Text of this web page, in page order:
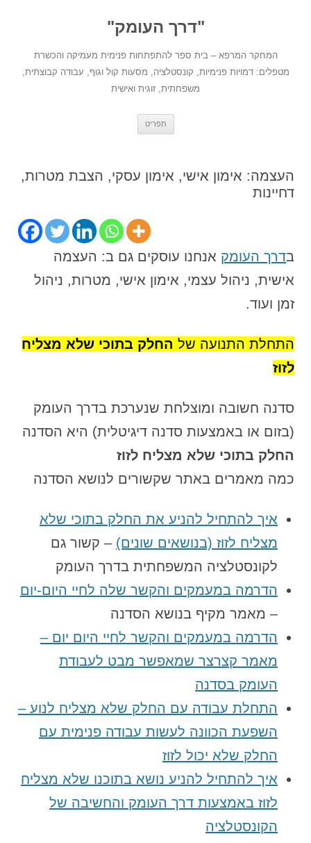
"דרך העומק"
המחקר המרפא – בית ספר להתפתחות פנימית מעמיקה והכשרת
מטפלים: דמויות פנימיות, קונסטלציה, מסעות קול וגוף, עבודה קבוצתית,
משפחתית, זוגית ואישית
תפריט
העצמה: אימון אישי, אימון עסקי, הצבת מטרות,
דחיינות
בדרך העומק אנחנו עוסקים גם ב: העצמה
אישית, ניהול עצמי, אימון אישי, מטרות, ניהול
זמן ועוד.
התחלת התנועה של החלק בתוכי שלא מצליח
לזוז
סדנה חשובה ומוצלחת שנערכת בדרך העומק
(בזום או באמצעות סדנה דיגיטלית) היא הסדנה
החלק בתוכי שלא מצליח לזוז
כמה מאמרים באתר שקשורים לנושא הסדנה
איך להתחיל להניע את החלק בתוכי שלא
מצליח לזוז (בנושאים שונים) – קשור גם
לקונסטלציה המשפחתית בדרך העומק
הדרמה במעמקים והקשר שלה לחיי היום-יום
– מאמר מקיף בנושא הסדנה
הדרמה במעמקים והקשר לחיי היום יום –
מאמר קצרצר שמאפשר מבט לעבודת
העומק בסדנה
התחלת עבודה עם החלק שלא מצליח לנוע –
השפעת הכוונה לעשות עבודה פנימית עם
החלק שלא יכול לזוז
איך להתחיל להניע נושא בתוכנו שלא מצליח
לזוז באמצעות דרך העומק והחשיבה של
הקונסטלציה